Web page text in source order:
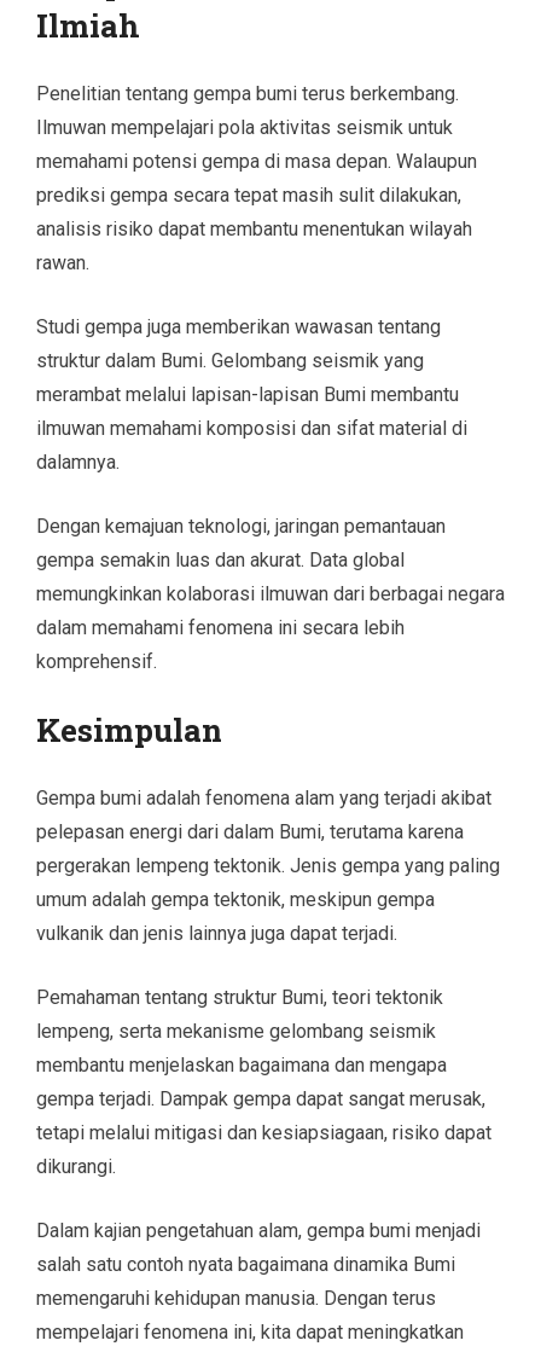
Ilmiah
Penelitian tentang gempa bumi terus berkembang.
Ilmuwan mempelajari pola aktivitas seismik untuk
memahami potensi gempa di masa depan. Walaupun
prediksi gempa secara tepat masih sulit dilakukan,
analisis risiko dapat membantu menentukan wilayah
rawan.
Studi gempa juga memberikan wawasan tentang
struktur dalam Bumi. Gelombang seismik yang
merambat melalui lapisan-lapisan Bumi membantu
ilmuwan memahami komposisi dan sifat material di
dalamnya.
Dengan kemajuan teknologi, jaringan pemantauan
gempa semakin luas dan akurat. Data global
memungkinkan kolaborasi ilmuwan dari berbagai negara
dalam memahami fenomena ini secara lebih
komprehensif.
Kesimpulan
Gempa bumi adalah fenomena alam yang terjadi akibat
pelepasan energi dari dalam Bumi, terutama karena
pergerakan lempeng tektonik. Jenis gempa yang paling
umum adalah gempa tektonik, meskipun gempa
vulkanik dan jenis lainnya juga dapat terjadi.
Pemahaman tentang struktur Bumi, teori tektonik
lempeng, serta mekanisme gelombang seismik
membantu menjelaskan bagaimana dan mengapa
gempa terjadi. Dampak gempa dapat sangat merusak,
tetapi melalui mitigasi dan kesiapsiagaan, risiko dapat
dikurangi.
Dalam kajian pengetahuan alam, gempa bumi menjadi
salah satu contoh nyata bagaimana dinamika Bumi
memengaruhi kehidupan manusia. Dengan terus
mempelajari fenomena ini, kita dapat meningkatkan